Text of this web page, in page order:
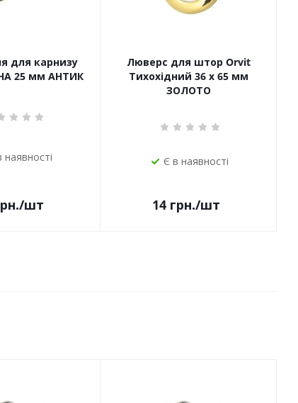
для карнизу
25 мм АНТИК
наявності
/шт
Люверс для штор Orvit
Тихохідний 36 х 65 мм
ЗОЛОТО
Є в наявності
14 грн./шт